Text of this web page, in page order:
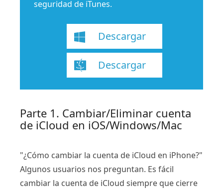
seguridad de iTunes.
Descargar
Descargar
Parte 1. Cambiar/Eliminar cuenta
de iCloud en iOS/Windows/Mac
"¿Cómo cambiar la cuenta de iCloud en iPhone?"
Algunos usuarios nos preguntan. Es fácil
cambiar la cuenta de iCloud siempre que cierre